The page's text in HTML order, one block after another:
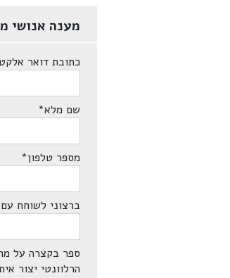
מענה אנושי
כתובת דואר
שם מלא*
מספר טלפון*
ברצוני לשוחח
ספר בקצרה על
הרלוונטי יצור